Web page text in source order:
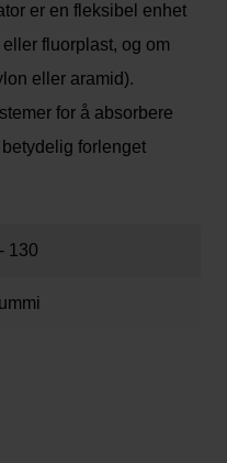
er en fleksibel enhet
fluorplast, og om
eller aramid).
for å absorbere
forlenget
130